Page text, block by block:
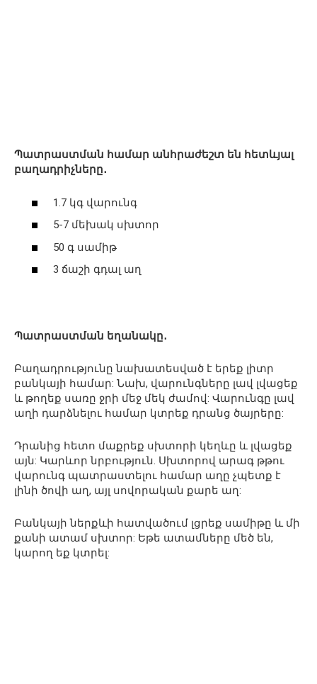
Պատրաստման համար անհրաժեշտ են հետևյալ
բաղադրիչները․
1.7 կգ վարունգ
5-7 մեխակ սխտոր
50 գ սամիթ
3 ճաշի գդալ աղ
Պատրաստման եղանակը․
Բաղադրությունը նախատեսված է երեք լիտր
բանկայի համար: Նախ, վարունգները լավ լվացեք
և թողեք սառը ջրի մեջ մեկ ժամով: Վարունգը լավ
աղի դարձնելու համար կտրեք դրանց ծայրերը:
Դրանից հետո մաքրեք սխտորի կեղևը և լվացեք
այն: Կարևոր նրբություն. Սխտորով արագ թթու
վարունգ պատրաստելու համար աղը չպետք է
լինի ծովի աղ, այլ սովորական քարե աղ:
Բանկայի ներքևի հատվածում լցրեք սամիթը և մի
քանի ատամ սխտոր: Եթե ​​ատամները մեծ են,
կարող եք կտրել: